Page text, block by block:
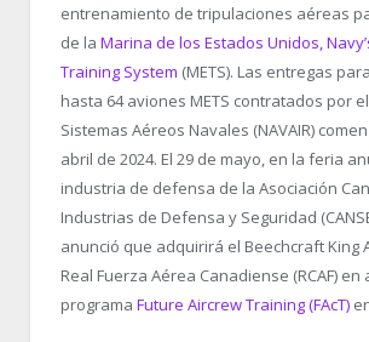
entrenamiento de tripulaciones aéreas
de la Marina de los Estados Unidos,
Training System (METS). Las entregas
hasta 64 aviones METS contratados por
Sistemas Aéreos Navales (NAVAIR)
abril de 2024. El 29 de mayo, en la feria
industria de defensa de la Asociación
Industrias de Defensa y Seguridad
anunció que adquirirá el Beechcraft King
Real Fuerza Aérea Canadiense (RCAF) en
programa Future Aircrew Training (FAcT)